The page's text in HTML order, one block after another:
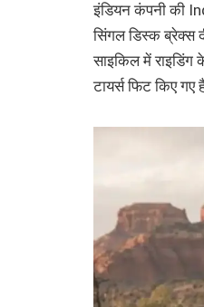
इंडियन कंपनी की
सिंगल डिस्क ब्रेक्स
साइकिल में राइडिंग
टायर्स फिट किए गए